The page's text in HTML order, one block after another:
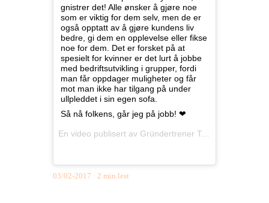
gnistrer det! Alle ønsker å gjøre noe
som er viktig for dem selv, men de er
også opptatt av å gjøre kundens liv
bedre, gi dem en opplevelse eller fikse
noe for dem. Det er forsket på at
spesielt for kvinner er det lurt å jobbe
med bedriftsutvikling i grupper, fordi
man får oppdager muligheter og får
mot man ikke har tilgang på under
ullpleddet i sin egen sofa.
Så nå folkens, går jeg på jobb! ❤
En video publisert av Gründertrener Torill B.W. (@fjellflyt)
03/02-2017 2 min lest